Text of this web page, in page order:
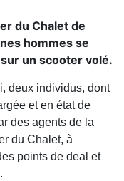
du Chalet de
hommes se
un scooter volé.
deux individus, dont
et en état de
des agents de la
du Chalet, à
points de deal et